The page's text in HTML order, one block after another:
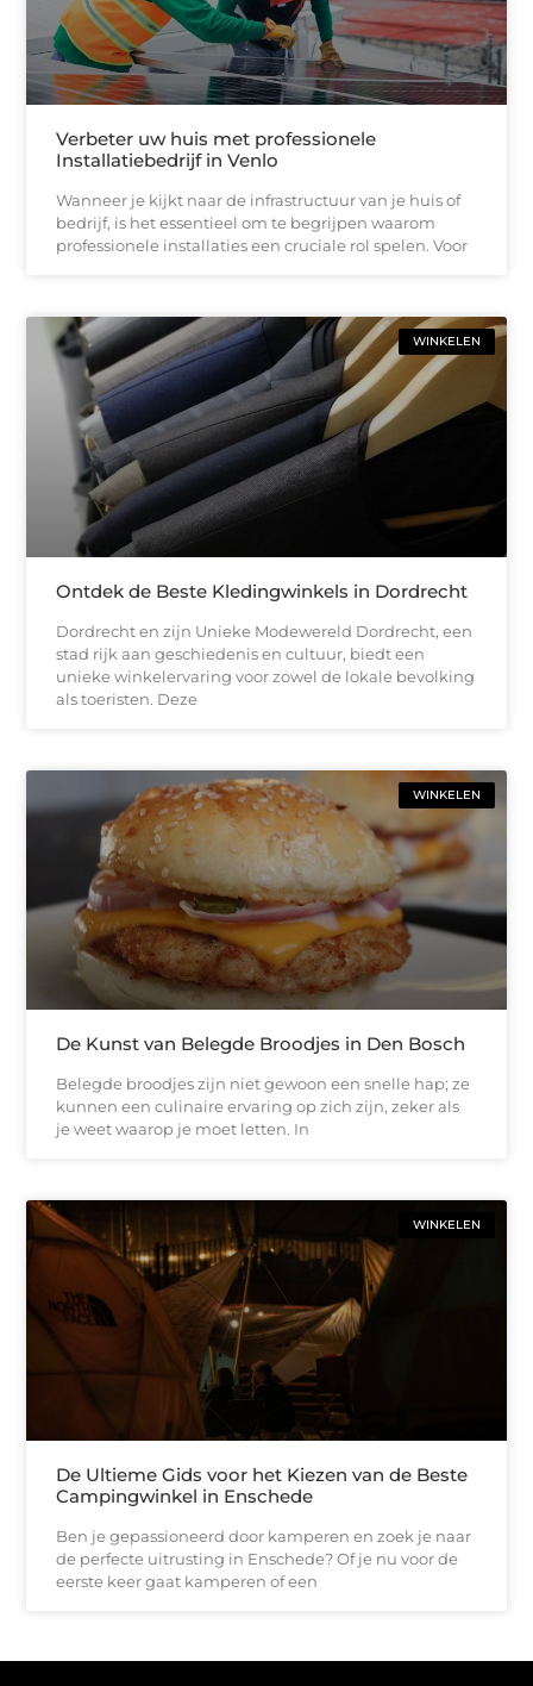
Verbeter uw huis met professionele
Installatiebedrijf in Venlo
Wanneer je kijkt naar de infrastructuur van je huis of
bedrijf, is het essentieel om te begrijpen waarom
professionele installaties een cruciale rol spelen. Voor
WINKELEN
Ontdek de Beste Kledingwinkels in Dordrecht
Dordrecht en zijn Unieke Modewereld Dordrecht, een
stad rijk aan geschiedenis en cultuur, biedt een
unieke winkelervaring voor zowel de lokale bevolking
als toeristen. Deze
WINKELEN
De Kunst van Belegde Broodjes in Den Bosch
Belegde broodjes zijn niet gewoon een snelle hap; ze
kunnen een culinaire ervaring op zich zijn, zeker als
je weet waarop je moet letten. In
WINKELEN
De Ultieme Gids voor het Kiezen van de Beste
Campingwinkel in Enschede
Ben je gepassioneerd door kamperen en zoek je naar
de perfecte uitrusting in Enschede? Of je nu voor de
eerste keer gaat kamperen of een